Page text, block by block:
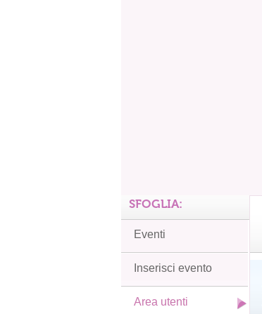
SFOGLIA:
Eventi
Inserisci evento
Area utenti